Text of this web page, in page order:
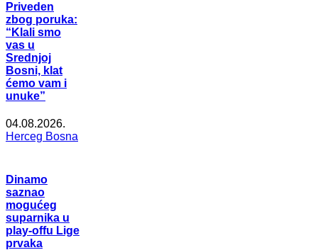
Priveden
zbog poruka:
“Klali smo
vas u
Srednjoj
Bosni, klat
ćemo vam i
unuke”
04.08.2026.
Herceg Bosna
Dinamo
saznao
mogućeg
suparnika u
play-offu Lige
prvaka